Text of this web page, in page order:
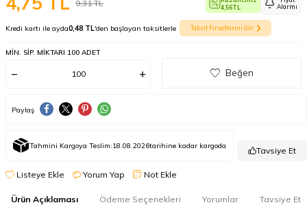
9,31TL
4,56TL
Alarmı
Kredi kartı ile ayda0,48 TL'den başlayan taksitlerle Taksit Fırsatlarını Gör
MIN. SIP. MIKTARI 100 ADET
Beğen
Paylaş
Tahmini Kargoya Teslim:18.08.2026tarihine kadar kargoda Tavsiye Et
Listeye Ekle Yorum Yap Not Ekle
Ürün Açıklaması Ödeme Seçenekleri Yorumlar Tavsiye Et